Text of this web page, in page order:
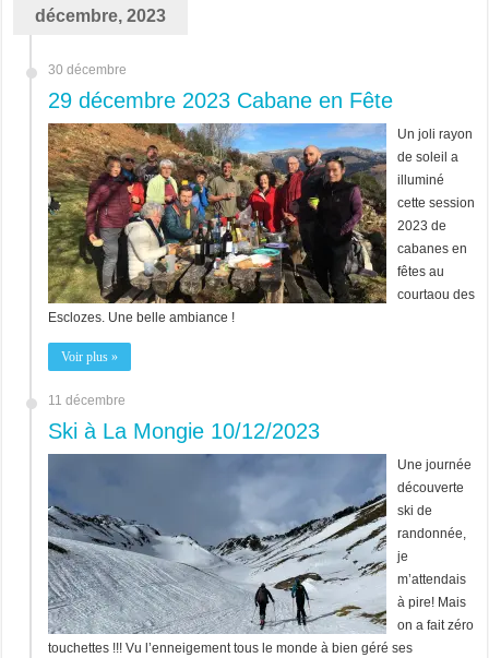
décembre, 2023
30 décembre
29 décembre 2023 Cabane en Fête
Un joli rayon
de soleil a
illuminé
cette session
2023 de
cabanes en
fêtes au
courtaou des
Esclozes. Une belle ambiance !
Voir plus »
11 décembre
Ski à La Mongie 10/12/2023
Une journée
découverte
ski de
randonnée,
je
m’attendais
à pire! Mais
on a fait zéro
touchettes !!! Vu l’enneigement tous le monde à bien géré ses